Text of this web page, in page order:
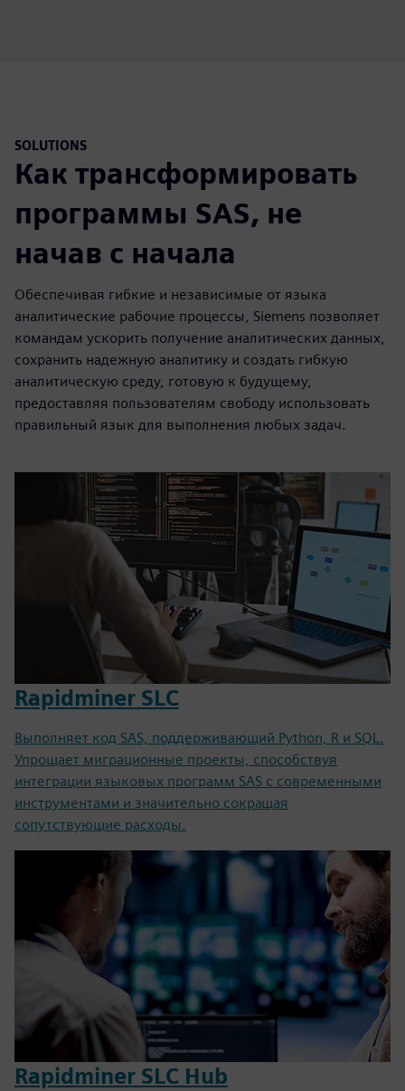
SOLUTIONS
Как трансформировать
программы SAS, не
начав с начала
Обеспечивая гибкие и независимые от языка
аналитические рабочие процессы, Siemens позволяет
командам ускорить получение аналитических данных,
сохранить надежную аналитику и создать гибкую
аналитическую среду, готовую к будущему,
предоставляя пользователям свободу использовать
правильный язык для выполнения любых задач.
Rapidminer SLC
Выполняет код SAS, поддерживающий Python, R и SQL.
Упрощает миграционные проекты, способствуя
интеграции языковых программ SAS с современными
инструментами и значительно сокращая
сопутствующие расходы.
Rapidminer SLC Hub